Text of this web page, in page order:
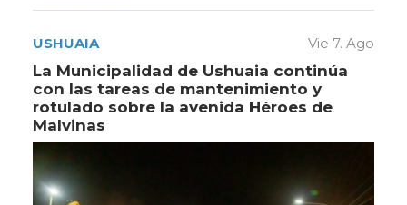
USHUAIA Vie 7. Ago
La Municipalidad de Ushuaia continúa
con las tareas de mantenimiento y
rotulado sobre la avenida Héroes de
Malvinas